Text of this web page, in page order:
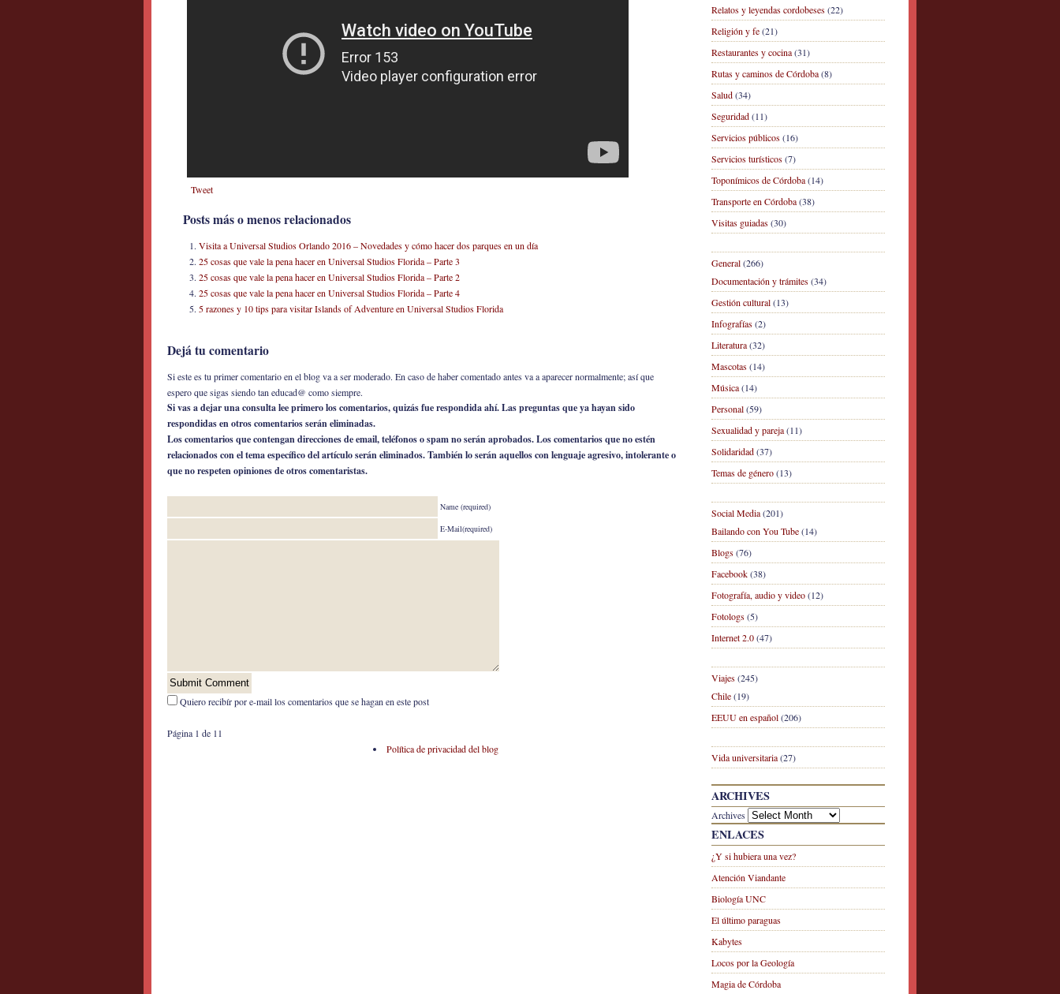
Relatos y leyendas cordobeses(22)
Religión y fe(21)
Restaurantes y cocina(31)
Rutas y caminos de Córdoba(8)
Salud(34)
Seguridad(11)
Servicios públicos(16)
Servicios turísticos(7)
Toponímicos de Córdoba(14)
Transporte en Córdoba(38)
Visitas guiadas(30)
General(266)
Documentación y trámites(34)
Gestión cultural(13)
Infografías(2)
Literatura(32)
Mascotas(14)
Música(14)
Personal(59)
Sexualidad y pareja(11)
Solidaridad(37)
Temas de género(13)
Social Media(201)
Bailando con You Tube(14)
Blogs(76)
Facebook(38)
Fotografía, audio y video(12)
Fotologs(5)
Internet 2.0(47)
Viajes(245)
Chile(19)
EEUU en español(206)
Vida universitaria(27)
ARCHIVES
Archives
ENLACES
¿Y si hubiera una vez?
Atención Viandante
Biología UNC
El último paraguas
Kabytes
Locos por la Geología
Magia de Córdoba
Tweet
Posts más o menos relacionados
Visita a Universal Studios Orlando 2016 – Novedades y cómo hacer dos parques en un día
25 cosas que vale la pena hacer en Universal Studios Florida – Parte 3
25 cosas que vale la pena hacer en Universal Studios Florida – Parte 2
25 cosas que vale la pena hacer en Universal Studios Florida – Parte 4
5 razones y 10 tips para visitar Islands of Adventure en Universal Studios Florida
Dejá tu comentario
Si este es tu primer comentario en el blog va a ser moderado. En caso de haber comentado antes va a aparecer normalmente; así que
espero que sigas siendo tan educad@ como siempre.
Si vas a dejar una consulta lee primero los comentarios, quizás fue respondida ahí. Las preguntas que ya hayan sido
respondidas en otros comentarios serán eliminadas.
Los comentarios que contengan direcciones de email, teléfonos o spam no serán aprobados. Los comentarios que no estén
relacionados con el tema específico del artículo serán eliminados. También lo serán aquellos con lenguaje agresivo, intolerante o
que no respeten opiniones de otros comentaristas.
Name (required)
E-Mail(required)
Quiero recibír por e-mail los comentarios que se hagan en este post
Página 1 de 1 1
Política de privacidad del blog